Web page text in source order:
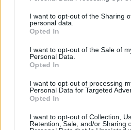
I want to opt-out of the Sharing
personal data.
Opted In
I want to opt-out of the Sale of
Personal Data.
Opted In
I want to opt-out of processing
Personal Data for Targeted
Opted In
I want to opt-out of Collection,
Retention, Sale, and/or Sharing
tähtipelaajat? Testaa
tietämyksesi
kovaa
LIITTYVÄT ARTIKKELIT
Suomen MM-
todellinen
analyysi